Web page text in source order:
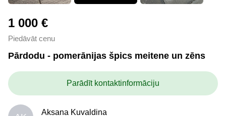
1 000 €
Piedāvāt cenu
Pārdodu - pomerānijas špics meitene un zēns
Parādīt kontaktinformāciju
Aksana Kuvaldina